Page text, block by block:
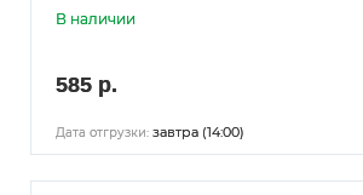
В наличии
585 р.
Дата отгрузки: завтра (14:00)